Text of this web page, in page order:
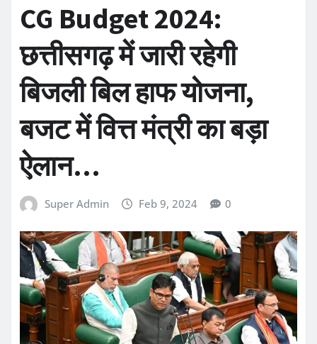
CG Budget 2024:
छत्तीसगढ़ में जारी रहेगी
बिजली बिल हाफ योजना,
बजट में वित्त मंत्री का बड़ा
ऐलान…
Super Admin Feb 9, 2024 0